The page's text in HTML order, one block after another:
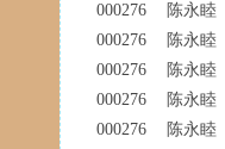
000276
陈永睦
000276
陈永睦
000276
陈永睦
000276
陈永睦
000276
陈永睦